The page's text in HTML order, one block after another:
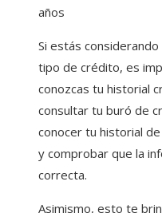
años
Si estás
tipo de crédito, es
conozcas tu historial
consultar tu buró de
conocer tu historial
y comprobar que la
correcta.
Asimismo, esto te